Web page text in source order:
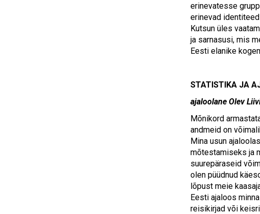
erinevatesse
erinevad
Kutsun üles
ja sarnasusi, mis
Eesti elanike
STATISTIKA JA
ajaloolane Olev
Mõnikord
andmeid on
Mina usun
mõtestamiseks ja
suurepäraseid
olen püüdnud
lõpust meie
Eesti ajaloos
reisikirjad või